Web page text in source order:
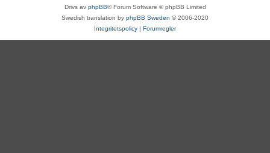
Drivs av phpBB® Forum Software © phpBB Limited
Swedish translation by phpBB Sweden © 2006-2020
Integritetspolicy | Forumregler